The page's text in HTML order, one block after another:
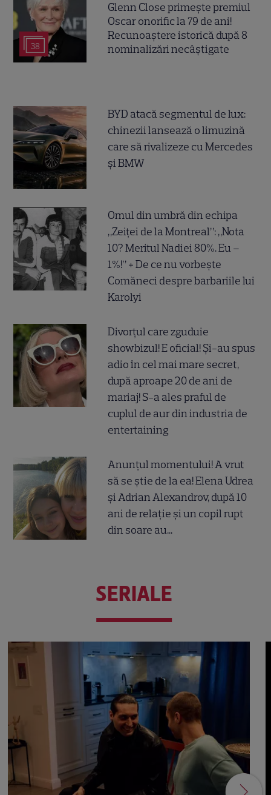
38
Glenn Close primește premiul
Oscar onorific la 79 de ani!
Recunoaștere istorică după 8
nominalizări necâștigate
BYD atacă segmentul de lux:
chinezii lansează o limuzină
care să rivalizeze cu Mercedes
și BMW
Omul din umbră din echipa
„Zeiței de la Montreal”: „Nota
10? Meritul Nadiei 80%. Eu –
1%!” + De ce nu vorbește
Comăneci despre barbariile lui
Karolyi
Divorțul care zguduie
showbizul! E oficial! Și-au spus
adio în cel mai mare secret,
după aproape 20 de ani de
mariaj! S-a ales praful de
cuplul de aur din industria de
entertaining
Anunțul momentului! A vrut
să se știe de la ea! Elena Udrea
și Adrian Alexandrov, după 10
ani de relație și un copil rupt
din soare au...
SERIALE